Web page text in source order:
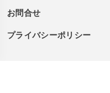
お問合せ
プライバシーポリシー